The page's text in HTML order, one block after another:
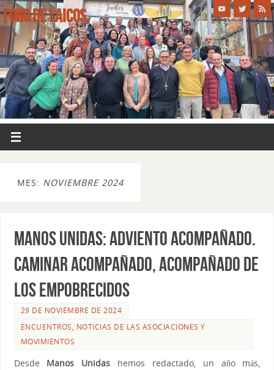
FORO DE LAICOS
MES: NOVIEMBRE 2024
MANOS UNIDAS: ADVIENTO ACOMPAÑADO.
CAMINAR ACOMPAÑADO, ACOMPAÑADO DE
LOS EMPOBRECIDOS
29 DE NOVIEMBRE DE 2024
ENCUENTROS, NOTICIAS DE LAS ASOCIACIONES Y
MOVIMIENTOS
Desde Manos Unidas hemos redactado, un año más,